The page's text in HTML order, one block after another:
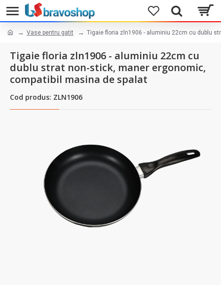
Vase pentru gatit Tigaie floria zln1906 - aluminiu 22cm cu dublu
Tigaie floria zln1906 - aluminiu 22cm cu
dublu strat non-stick, maner ergonomic,
compatibil masina de spalat
Cod produs: ZLN1906